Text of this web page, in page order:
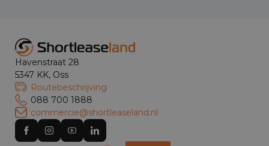
Havenstraat 28
5347 KK, Oss
Routebeschrijving
088 700 1888
commercie@shortleaseland.nl